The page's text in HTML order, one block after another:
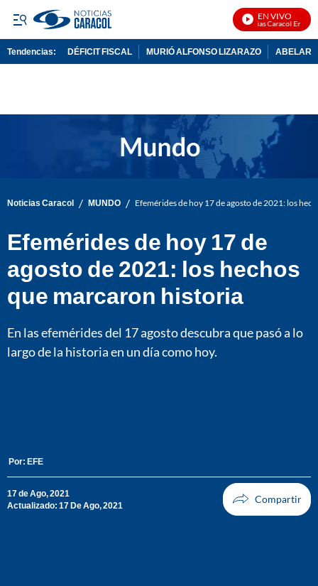
EN VIVO
Noticias Caracol En Vivo
Tendencias: DÉFICIT FISCAL MURIÓ ALFONSO LIZARAZO
Noticias Caracol / MUNDO / Efemérides de hoy 17 de agosto de 2021: los
Efemérides de hoy 17 de
agosto de 2021: los hechos
que marcaron historia
En las efemérides del 17 agosto descubra que pasó a lo
largo de la historia en un día como hoy.
Por: EFE
17 de Ago, 2021
Actualizado: 17 De Ago, 2021